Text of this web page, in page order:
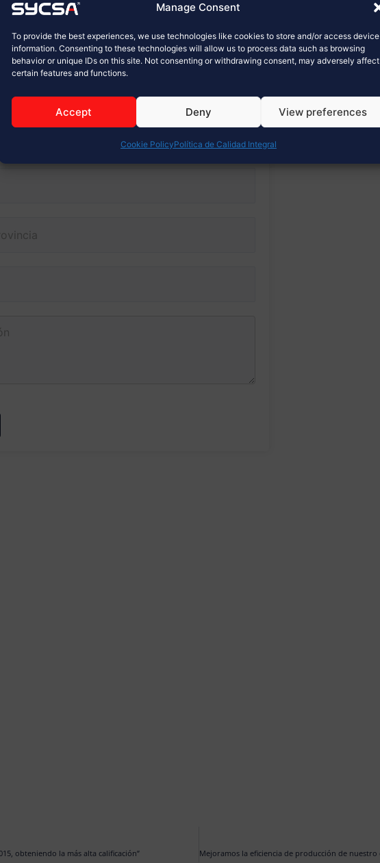
Manage Consent
To provide the best experiences, we use technologies like cookies to store and/or access device
information. Consenting to these technologies will allow us to process data such as browsing
behavior or unique IDs on this site. Not consenting or withdrawing consent, may adversely affect
certain features and functions.
Accept Deny View preferences
Cookie PolicyPolítica de Calidad Integral
obteniendo la más alta calificación”